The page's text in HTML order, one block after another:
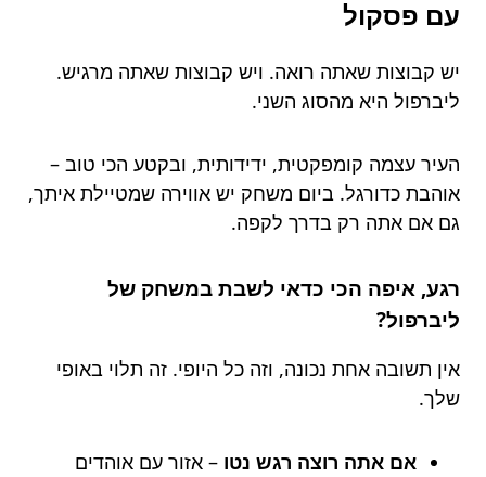
עם פסקול
יש קבוצות שאתה רואה. ויש קבוצות שאתה מרגיש.
ליברפול היא מהסוג השני.
העיר עצמה קומפקטית, ידידותית, ובקטע הכי טוב –
אוהבת כדורגל. ביום משחק יש אווירה שמטיילת איתך,
גם אם אתה רק בדרך לקפה.
רגע, איפה הכי כדאי לשבת במשחק של
ליברפול?
אין תשובה אחת נכונה, וזה כל היופי. זה תלוי באופי
שלך.
אם אתה רוצה רגש נטו – אזור עם אוהדים